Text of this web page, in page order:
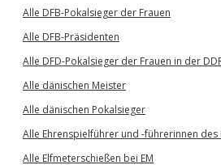
Alle DFB-Pokalsieger der Frauen
Alle DFB-Präsidenten
Alle DFD-Pokalsieger der Frauen in der
Alle dänischen Meister
Alle dänischen Pokalsieger
Alle Ehrenspielführer und -führerinnen des
Alle Elfmeterschießen bei EM